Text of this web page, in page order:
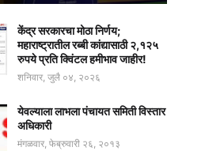
केंद्र सरकारचा मोठा निर्णय;
महाराष्ट्रातील रब्बी कांद्यासाठी २,१२५
रुपये प्रति क्विंटल हमीभाव जाहीर!
शनिवार, जुलै ०४, २०२६
येवल्याला लाभला पंचायत समिती विस्तार
अधिकारी
मंगळवार, फेब्रुवारी २६, २०१३